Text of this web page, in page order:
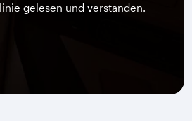
gelesen und verstanden.